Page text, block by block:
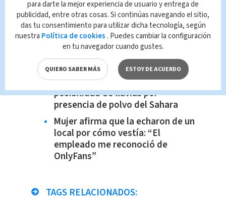
Diego Bravo explota contra Yiyo
Alfaro: "No sos Justin Bieber"
“Arbolito toca mi hombro”: nuevo
reto viral de TikTok probaría
conexión con la naturaleza
Atención: Pronostican poca
posibilidad de lluvias por
presencia de polvo del Sahara
Mujer afirma que la echaron de un
local por cómo vestía: “El
empleado me reconoció de
OnlyFans”
TAGS RELACIONADOS:
para darte la mejor experiencia de usuario y entrega de
publicidad, entre otras cosas. Si continúas navegando el sitio,
das tu consentimiento para utilizar dicha tecnología, según
nuestra Política de cookies . Puedes cambiar la configuración
en tu navegador cuando gustes.
QUIERO SABER MÁS ESTOY DE ACUERDO